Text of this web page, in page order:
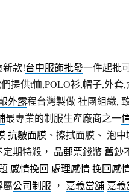
新款!台中服飾批發一件起批
提供t恤,POLO衫,帽子,外套
外露程台灣製做 社團組織,
最專業的制服生產廠商之一
抗皺面膜、擦拭面膜、 泡中
期特殺， 品郵票錢幣 舊鈔
感情挽回 處理感情挽回感
屬公司制服 ， 嘉義當舖 嘉義